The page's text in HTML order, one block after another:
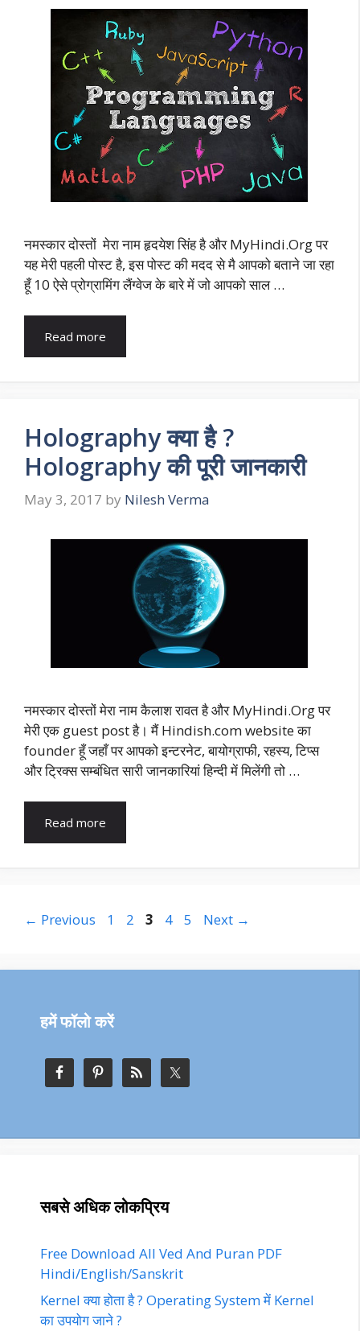
नमस्कार दोस्तों मेरा नाम हृदयेश सिंह है और MyHindi.Org पर
यह मेरी पहली पोस्ट है, इस पोस्ट की मदद से मै आपको बताने जा रहा
हूँ 10 ऐसे प्रोग्रामिंग लैंग्वेज के बारे में जो आपको साल …
Read more
Holography क्या है ?
Holography की पूरी जानकारी
May 3, 2017 by Nilesh Verma
नमस्कार दोस्तों मेरा नाम कैलाश रावत है और MyHindi.Org पर
मेरी एक guest post है। मैं Hindish.com website का
founder हूँ जहाँ पर आपको इन्टरनेट, बायोग्राफी, रहस्य, टिप्स
और ट्रिक्स सम्बंधित सारी जानकारियां हिन्दी में मिलेंगी तो …
Read more
← Previous Page
1 Page
2 Page
3 Page
4 Page
5 Next →
हमें फॉलो करें
सबसे अधिक लोकप्रिय
Free Download All Ved And Puran PDF
Hindi/English/Sanskrit
Kernel क्या होता है ? Operating System में Kernel
का उपयोग जाने ?